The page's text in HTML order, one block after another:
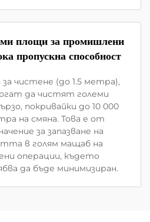
площи за промишлени
пропускна способност
чистене (до 1.5 метра),
да чистят големи
покривайки до 10 000
на смяна. Това е от
за запазване на
в голям мащаб на
операции, където
да бъде минимизиран.